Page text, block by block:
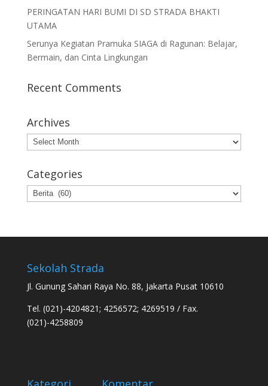
PERINGATAN HARI BUMI DI SD STRADA BHAKTI
UTAMA
Serunya Kegiatan Pramuka SIAGA di Ragunan: Belajar,
Bermain, dan Cinta Lingkungan
Recent Comments
Archives
Archives
Categories
Categories
Sekolah Strada
Jl. Gunung Sahari Raya No. 88, Jakarta Pusat 10610
Tel. (021)-4204821; 4256572; 4269519 / Fax.
(021)-4258809